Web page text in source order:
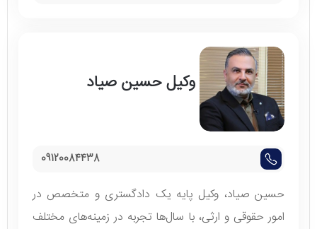
وکیل حسین صیاد
09120084438
حسین صیاد، وکیل پایه یک دادگستری و متخصص در
امور حقوقی و ارثی، با سال‌ها تجربه در زمینه‌های مختلف